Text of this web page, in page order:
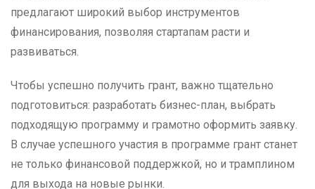
предлагают широкий выбор инструментов
финансирования, позволяя стартапам расти и
развиваться.
Чтобы успешно получить грант, важно тщательно
подготовиться: разработать бизнес-план, выбрать
подходящую программу и грамотно оформить заявку.
В случае успешного участия в программе грант станет
не только финансовой поддержкой, но и трамплином
для выхода на новые рынки.